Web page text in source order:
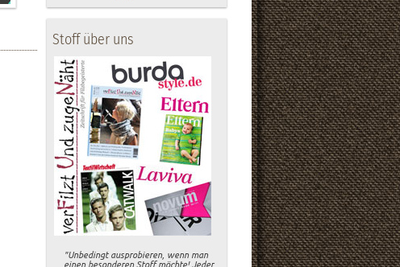
Stoff über uns
"Unbedingt ausprobieren, wenn man
einen besonderen Stoff möchte! Jeder